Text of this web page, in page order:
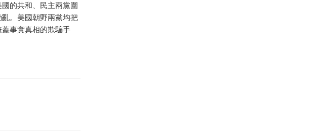
的共和、民主兩黨圍
。美國朝野兩黨均把
事實真相的欺騙手